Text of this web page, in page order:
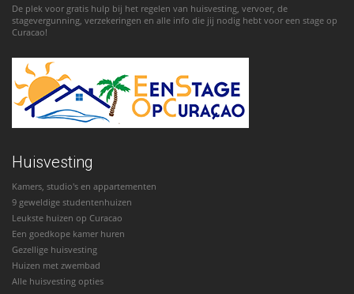
De plek voor gratis hulp bij het regelen van huisvesting, vervoer, de
stagevergunning, verzekeringen en alle info die jij nodig hebt voor een stage op
Curacao!
Huisvesting
Kamers, studio's en appartementen
9 geweldige studentenhuizen
Leukste huizen op Curacao
Een goedkope kamer huren
Gezellige huisvesting
Huizen met zwembad
Alle huisvesting opties